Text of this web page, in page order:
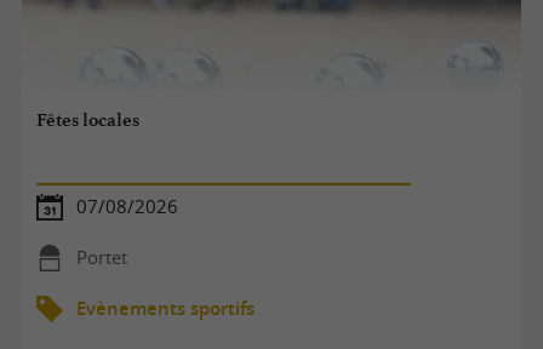
Fêtes locales
07/08/2026
Portet
Evènements sportifs